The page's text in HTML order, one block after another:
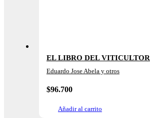
EL LIBRO DEL VITICULTOR
Eduardo Jose Abela y otros
$96.700
Añadir al carrito